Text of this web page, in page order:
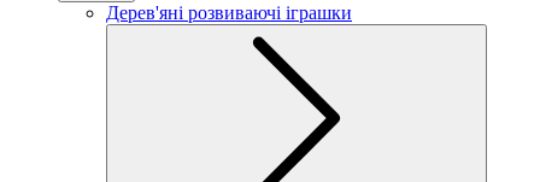
Дерев'яні розвиваючі іграшки